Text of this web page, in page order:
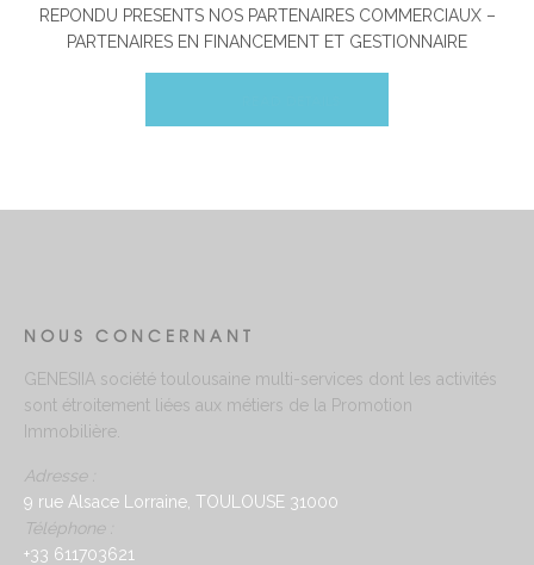
REPONDU PRESENTS NOS PARTENAIRES COMMERCIAUX –
PARTENAIRES EN FINANCEMENT ET GESTIONNAIRE
NOUS CONCERNANT
GENESIIA société toulousaine multi-services dont les activités
sont étroitement liées aux métiers de la Promotion
Immobilière.
Adresse :
9 rue Alsace Lorraine, TOULOUSE 31000
Téléphone :
+33 611703621